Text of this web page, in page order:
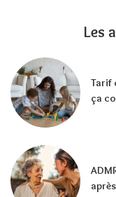
Les
Tarif
ça